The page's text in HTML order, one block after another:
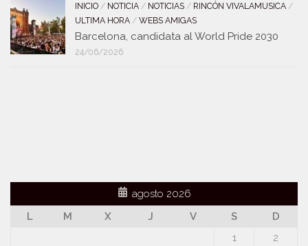
INICIO / NOTICIA / NOTICIAS / RINCÓN VIVALAMUSICA /
ULTIMA HORA / WEBS AMIGAS
Barcelona, candidata al World Pride 2030
24/06/2026
agosto 2026
L
M X J V S
D
1
2